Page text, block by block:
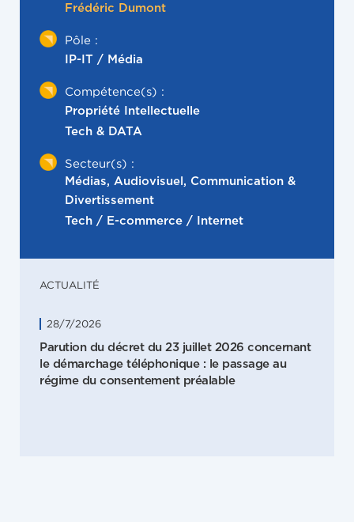
Frédéric Dumont
Pôle :
IP-IT / Média
Compétence(s) :
Propriété Intellectuelle
Tech & DATA
Secteur(s) :
Médias, Audiovisuel, Communication &
Divertissement
Tech / E-commerce / Internet
ACTUALITÉ
28/7/2026
Parution du décret du 23 juillet 2026 concernant
le démarchage téléphonique : le passage au
régime du consentement préalable